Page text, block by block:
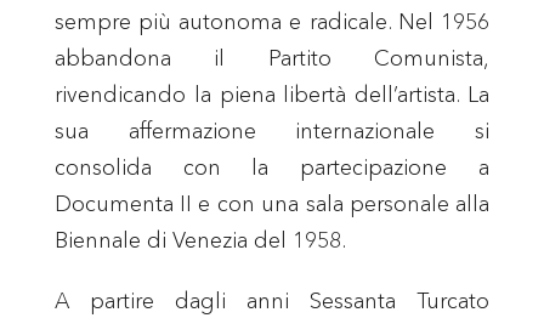
sempre più autonoma e radicale. Nel 1956
abbandona il Partito Comunista,
rivendicando la piena libertà dell’artista. La
sua affermazione internazionale si
consolida con la partecipazione a
Documenta II e con una sala personale alla
Biennale di Venezia del 1958.
A partire dagli anni Sessanta Turcato